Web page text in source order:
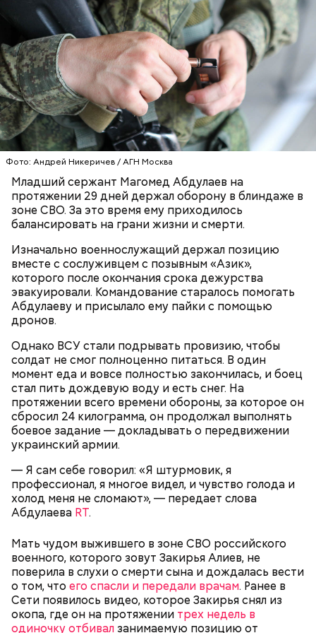
Фото: Андрей Никеричев / АГН Москва
Младший сержант Магомед Абдулаев на
протяжении 29 дней держал оборону в блиндаже в
зоне СВО. За это время ему приходилось
балансировать на грани жизни и смерти.
Изначально военнослужащий держал позицию
вместе с сослуживцем с позывным «Азик»,
которого после окончания срока дежурства
эвакуировали. Командование старалось помогать
Абдулаеву и присылало ему пайки с помощью
дронов.
Однако ВСУ стали подрывать провизию, чтобы
солдат не смог полноценно питаться. В один
момент еда и вовсе полностью закончилась, и боец
стал пить дождевую воду и есть снег. На
протяжении всего времени обороны, за которое он
сбросил 24 килограмма, он продолжал выполнять
боевое задание — докладывать о передвижении
украинский армии.
— Я сам себе говорил: «Я штурмовик, я
профессионал, я многое видел, и чувство голода и
холод меня не сломают», — передает слова
Абдулаева RT.
Мать чудом выжившего в зоне СВО российского
военного, которого зовут Закирья Алиев, не
поверила в слухи о смерти сына и дождалась вести
о том, что его спасли и передали врачам. Ранее в
Сети появилось видео, которое Закирья снял из
окопа, где он на протяжении трех недель в
одиночку отбивалзанимаемую позицию от
Однако диетолог предупредила: не для всех дыня
может быть полезна. В первую очередь ее стоит
есть с осторожностью людям:
с сахарным диабетом;
лишним весом.
— Наиболее распространенные борщ, щи, котлеты,
салаты, лаваш с творогом и сыром, пироги, омлет,
запеканка. Щавеля там везде используется
немного, поэтому никакого вреда от него не будет.
Чем разнообразнее рацион питания человека, тем
Вовсю идет и сезон черешни. «Вечерняя Москва»
узнала у врача — эндокринолога-диетолога
Натальи Лазуренко,как правильно есть эту ягодус
пользой для здоровья.